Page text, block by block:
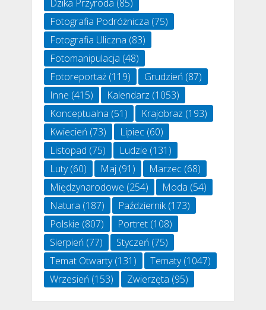
Dzika Przyroda (85)
Fotografia Podróżnicza (75)
Fotografia Uliczna (83)
Fotomanipulacja (48)
Fotoreportaż(119) Grudzień(87)
Inne (415) Kalendarz (1053)
Konceptualna (51) Krajobraz (193)
Kwiecień(73) Lipiec(60)
Listopad (75) Ludzie (131)
Luty(60) Maj(91) Marzec(68)
Międzynarodowe (254) Moda (54)
Natura (187) Październik(173)
Polskie (807) Portret(108)
Sierpień(77) Styczeń(75)
Temat Otwarty(131) Tematy(1047)
Wrzesień(153) Zwierzęta (95)